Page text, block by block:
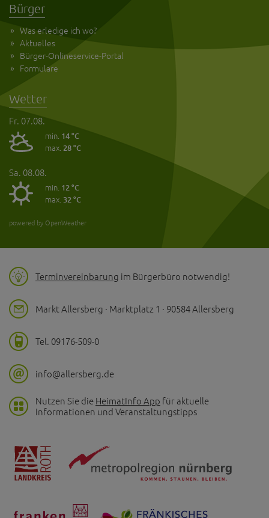
Bürger
Was erledige ich wo?
Aktuelles
Bürger-Onlineservice-Portal
Formulare
Wetter
Fr. 07.08.
min. 14 °C
max. 28 °C
Sa. 08.08.
min. 12 °C
max. 32 °C
powered by OpenWeather
Terminvereinbarung im Bürgerbüro notwendig!
Markt Allersberg · Marktplatz 1 · 90584 Allersberg
Tel. 09176-509-0
info@allersberg.de
Nutzen Sie dieHeimatInfo App für aktuelle
Informationen und Veranstaltungstipps